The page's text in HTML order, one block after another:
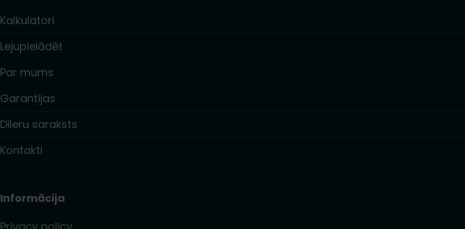
Kalkulatori
Lejupielādēt
Par mums
Garantijas
Dīleru saraksts
Kontakti
Informācija